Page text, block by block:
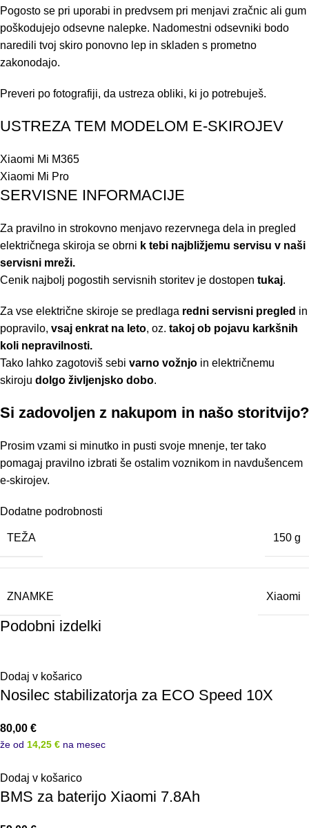
Pogosto se pri uporabi in predvsem pri menjavi zračnic ali gum
poškodujejo odsevne nalepke. Nadomestni odsevniki bodo
naredili tvoj skiro ponovno lep in skladen s prometno
zakonodajo.
Preveri po fotografiji, da ustreza obliki, ki jo potrebuješ.
USTREZA TEM MODELOM E-SKIROJEV
Xiaomi Mi M365
Xiaomi Mi Pro
SERVISNE INFORMACIJE
Za pravilno in strokovno menjavo rezervnega dela in pregled
električnega skiroja se obrni k tebi najbližjemu servisu v naši
servisni mreži.
Cenik najbolj pogostih servisnih storitev je dostopen tukaj.
Za vse električne skiroje se predlaga redni servisni pregled in
popravilo, vsaj enkrat na leto, oz. takoj ob pojavu karkšnih
koli nepravilnosti.
Tako lahko zagotoviš sebi varno vožnjo in električnemu
skiroju dolgo življenjsko dobo.
Si zadovoljen z nakupom in našo storitvijo?
Prosim vzami si minutko in pusti svoje mnenje, ter tako
pomagaj pravilno izbrati še ostalim voznikom in navdušencem
e-skirojev.
Dodatne podrobnosti
TEŽA 150 g
ZNAMKE Xiaomi
Podobni izdelki
Dodaj v košarico
Nosilec stabilizatorja za ECO Speed 10X
80,00 €
že od 14,25 € na mesec
Dodaj v košarico
BMS za baterijo Xiaomi 7.8Ah